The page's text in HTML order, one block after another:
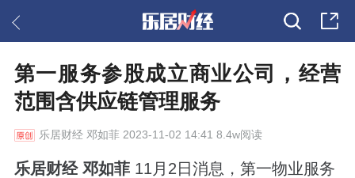
第一服务参股成立商业公司，经营
范围含供应链管理服务
乐居财经邓如菲 2023-11-02 14:41 8.4w阅读
乐居财经 邓如菲 11月2日消息，第一物业服务